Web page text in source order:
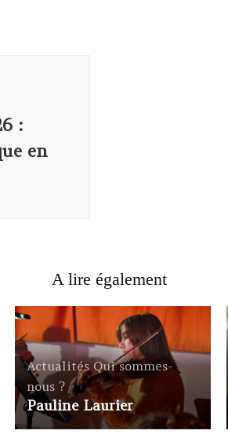
:
en
A lire également
Actualités Qui sommes-
nous ?
Pauline Laurier